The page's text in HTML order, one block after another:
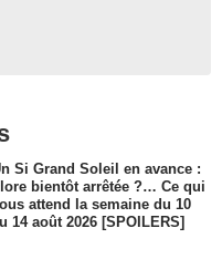
Si Grand Soleil en avance :
bientôt arrêtée ?… Ce qui
attend la semaine du 10
14 août 2026 [SPOILERS]